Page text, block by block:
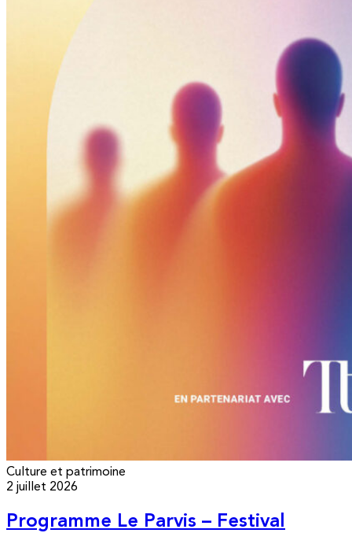
Culture et patrimoine
2 juillet 2026
Programme Le Parvis – Festival